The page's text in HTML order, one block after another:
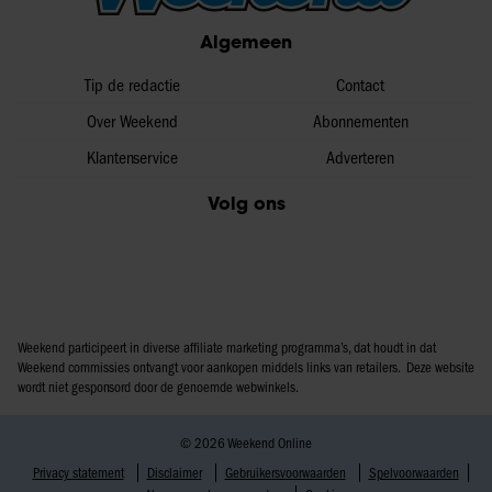
partners kunnen deze gegevens combineren met andere
informatie die u aan ze heeft verstrekt of die ze hebben
gaat akkoord met onze cookies als u onze website blijft
gebruiken.
Algemeen
Tip de redactie
Over Weekend
Klantenservice
Contact
Abonnementen
Adverteren
Volg ons
Weekend participeert in diverse affiliate marketing programma’s, dat houdt in dat
Weekend commissies ontvangt voor aankopen middels links van retailers. Deze website
wordt niet gesponsord door de genoemde webwinkels.
© 2026 Weekend Online
Privacy statement
Disclaimer Gebruikersvoorwaarden
Spelvoorwaarden